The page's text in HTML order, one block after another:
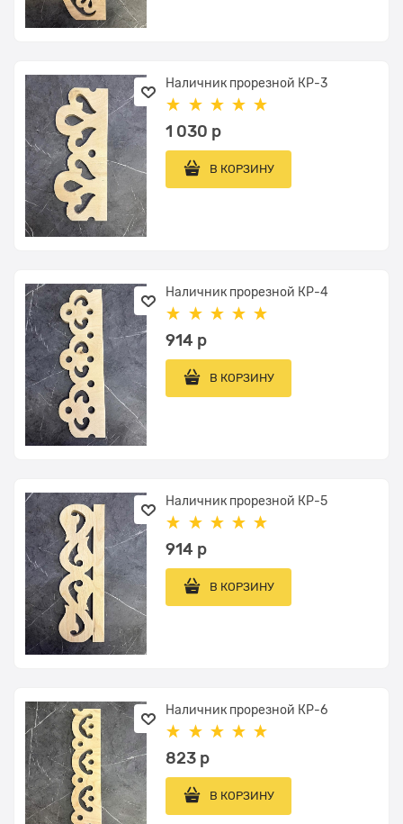
Наличник прорезной КР-3
1 030 р
В КОРЗИНУ
Наличник прорезной КР-4
914 р
В КОРЗИНУ
Наличник прорезной КР-5
914 р
В КОРЗИНУ
Наличник прорезной КР-6
823 р
В КОРЗИНУ